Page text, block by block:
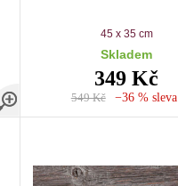
45 x 35 cm
Skladem
349 Kč
549 Kč −36 % sleva